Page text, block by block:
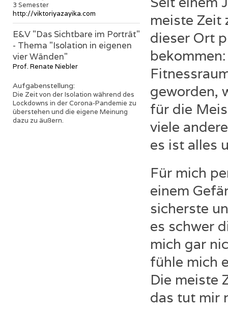
3 Semester
http://viktoriyazayika.com
E&V "Das Sichtbare im Porträt"
- Thema "Isolation in eigenen
vier Wänden"
Prof. Renate Niebler
Aufgabenstellung:
Die Zeit von der Isolation während des
Lockdowns in der Corona-Pandemie zu
überstehen und die eigene Meinung
dazu zu äußern.
meiste Zeit
dieser Ort
geworden,
für die
viele
es ist alles
Für mich
einem
sicherste
es schwer
mich gar
fühle mich
Die meiste
das tut mir